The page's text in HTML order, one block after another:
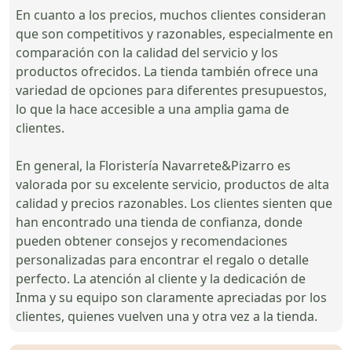
En cuanto a los precios, muchos clientes consideran
que son competitivos y razonables, especialmente en
comparación con la calidad del servicio y los
productos ofrecidos. La tienda también ofrece una
variedad de opciones para diferentes presupuestos,
lo que la hace accesible a una amplia gama de
clientes.
En general, la Floristería Navarrete&Pizarro es
valorada por su excelente servicio, productos de alta
calidad y precios razonables. Los clientes sienten que
han encontrado una tienda de confianza, donde
pueden obtener consejos y recomendaciones
personalizadas para encontrar el regalo o detalle
perfecto. La atención al cliente y la dedicación de
Inma y su equipo son claramente apreciadas por los
clientes, quienes vuelven una y otra vez a la tienda.